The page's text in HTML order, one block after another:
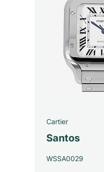
Cartier
Santos
WSSA0029